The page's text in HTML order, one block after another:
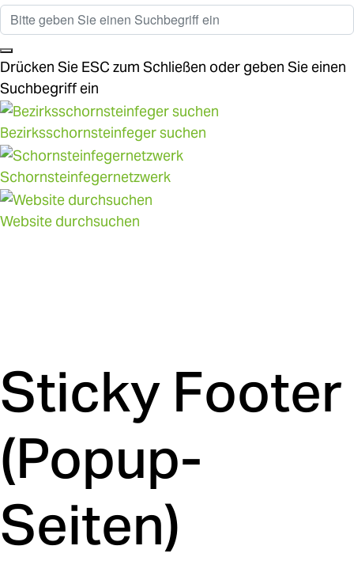
Drücken Sie ESC zum Schließen oder geben Sie einen
Suchbegriff ein
Bezirksschornsteinfeger suchen
Schornsteinfegernetzwerk
Website durchsuchen
Sticky Footer
(Popup-
Seiten)